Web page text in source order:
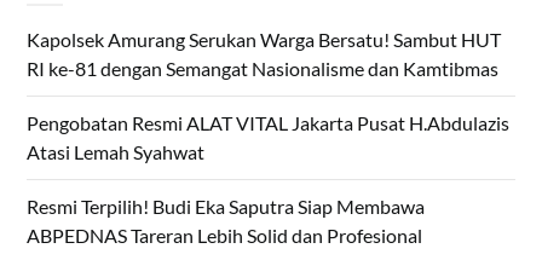
Kapolsek Amurang Serukan Warga Bersatu! Sambut HUT
RI ke-81 dengan Semangat Nasionalisme dan Kamtibmas
Pengobatan Resmi ALAT VITAL Jakarta Pusat H.Abdulazis
Atasi Lemah Syahwat
Resmi Terpilih! Budi Eka Saputra Siap Membawa
ABPEDNAS Tareran Lebih Solid dan Profesional